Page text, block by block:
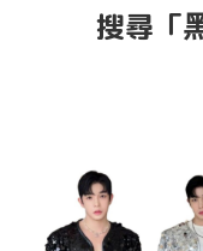
搜尋「